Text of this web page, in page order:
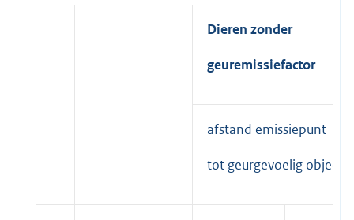
Dieren zonder
geuremissiefactor
afstand emissiepunt
tot geurgevoelig object